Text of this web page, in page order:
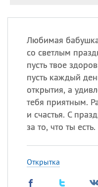
Любимая
со светлым
пусть твое
пусть каждый
открытия, а
тебя приятным.
и счастья. С
за то, что ты есть.
Открытка